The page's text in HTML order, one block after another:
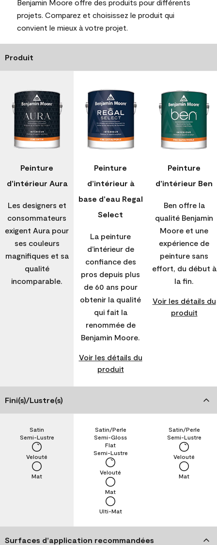
Benjamin Moore offre des produits pour différents
projets. Comparez et choisissez le produit qui
convient le mieux à votre projet.
Produit
Peinture
d'intérieur Aura
Les designers et
consommateurs
exigent Aura pour
ses couleurs
magnifiques et sa
qualité
incomparable.
Peinture
d’intérieur à
base d'eau Regal
Select
La peinture
d'intérieur de
confiance des
pros depuis plus
de 60 ans pour
obtenir la qualité
qui fait la
renommée de
Benjamin Moore.
Voir les détails du
produit
Peinture
d'intérieur Ben
Ben offre la
qualité Benjamin
Moore et une
expérience de
peinture sans
effort, du début à
la fin.
Voir les détails du
produit
Fini(s)/Lustre(s)
Mat
Velouté
Semi-Lustre
Satin
Ulti-Mat
Mat
Velouté
Semi-Lustre
Flat
Semi-Gloss
Satin/Perle
Mat
Velouté
Semi-Lustre
Satin/Perle
Surfaces d’application recommandées